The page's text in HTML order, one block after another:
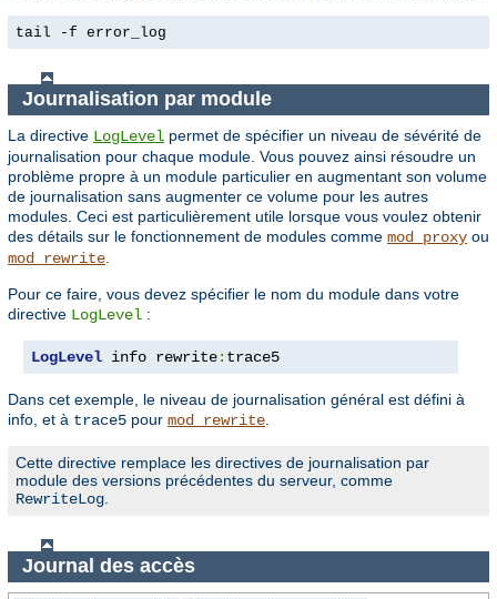
tail -f error_log
Journalisation par module
La directive LogLevel permet de spécifier un niveau de sévérité de
journalisation pour chaque module. Vous pouvez ainsi résoudre un
problème propre à un module particulier en augmentant son volume
de journalisation sans augmenter ce volume pour les autres
modules. Ceci est particulièrement utile lorsque vous voulez obtenir
des détails sur le fonctionnement de modules comme mod_proxy ou
mod_rewrite
Pour ce faire, vous devez spécifier le nom du module dans votre
directive LogLevel :
LogLevel info rewrite: trace5
Dans cet exemple, le niveau de journalisation général est défini à
info, et à trace5 pour mod_rewrite
Cette directive remplace les directives de journalisation par
module des versions précédentes du serveur, comme
RewriteLog
Journal des accès